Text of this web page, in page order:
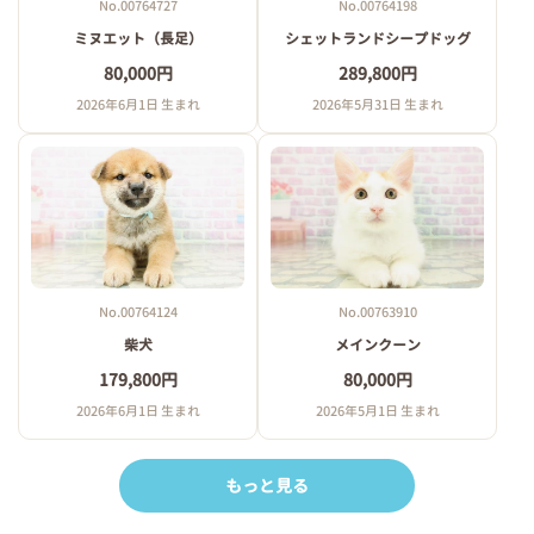
No.00764727
ミヌエット（長足）
80,000円
2026年6月1日 生まれ
No.00764198
シェットランドシープドッグ
289,800円
2026年5月31日 生まれ
No.00764124
柴犬
179,800円
2026年6月1日 生まれ
No.00763910
メインクーン
80,000円
2026年5月1日 生まれ
もっと見る